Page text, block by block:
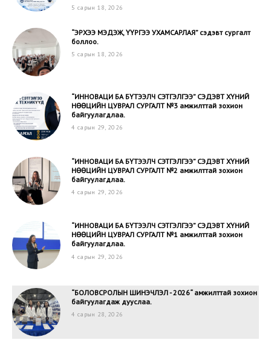
5 сарын 18, 2026
“ЭРХЭЭ МЭДЭЖ, ҮҮРГЭЭ УХАМСАРЛАЯ” сэдэвт сургалт
боллоо.
5 сарын 18, 2026
“ИННОВАЦИ БА БҮТЭЭЛЧ СЭТГЭЛГЭЭ” CЭДЭВТ ХҮНИЙ
НӨӨЦИЙН ЦУВРАЛ СУРГАЛТ №3 амжилттай зохион
байгуулагдлаа.
4 сарын 29, 2026
“ИННОВАЦИ БА БҮТЭЭЛЧ СЭТГЭЛГЭЭ” CЭДЭВТ ХҮНИЙ
НӨӨЦИЙН ЦУВРАЛ СУРГАЛТ №2 амжилттай зохион
байгуулагдлаа.
4 сарын 29, 2026
“ИННОВАЦИ БА БҮТЭЭЛЧ СЭТГЭЛГЭЭ” CЭДЭВТ ХҮНИЙ
НӨӨЦИЙН ЦУВРАЛ СУРГАЛТ №1 амжилттай зохион
байгуулагдлаа.
4 сарын 29, 2026
“БОЛОВСРОЛЫН ШИНЭЧЛЭЛ - 2026“ амжилттай зохион
байгуулагдаж дууслаа.
4 сарын 28, 2026